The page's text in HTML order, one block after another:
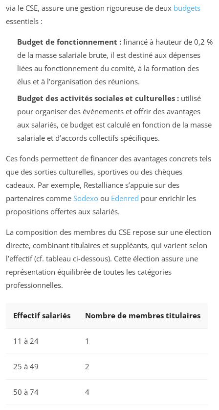
via le CSE, assure une gestion rigoureuse de deux budgets
essentiels :
Budget de fonctionnement :financé à hauteur de 0,2 %
de la masse salariale brute, il est destiné aux dépenses
liées au fonctionnement du comité, à la formation des
élus et à l’organisation des réunions.
Budget des activités sociales et culturelles :utilisé
pour organiser des événements et offrir des avantages
aux salariés, ce budget est calculé en fonction de la masse
salariale et d’accords collectifs spécifiques.
Ces fonds permettent de financer des avantages concrets tels
que des sorties culturelles, sportives ou des chèques
cadeaux. Par exemple, Restalliance s’appuie sur des
partenaires comme Sodexo ou Edenred pour enrichir les
propositions offertes aux salariés.
La composition des membres du CSE repose sur une élection
directe, combinant titulaires et suppléants, qui varient selon
l’effectif (cf. tableau ci-dessous). Cette élection assure une
représentation équilibrée de toutes les catégories
professionnelles.
Effectif salariés Nombre de membres titulaires
11 à 24 1
25 à 49 2
50 à 74 4